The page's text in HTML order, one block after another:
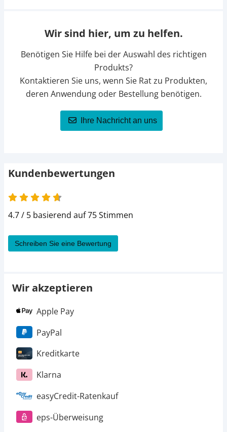
Wir sind hier, um zu helfen.
Benötigen Sie Hilfe bei der Auswahl des richtigen
Produkts?
Kontaktieren Sie uns, wenn Sie Rat zu Produkten,
deren Anwendung oder Bestellung benötigen.
Ihre Nachricht an uns
Kundenbewertungen
4.7 / 5 basierend auf 75 Stimmen
Schreiben Sie eine Bewertung
Wir akzeptieren
Apple Pay
PayPal
Kreditkarte
Klarna
easyCredit-Ratenkauf
eps-Überweisung